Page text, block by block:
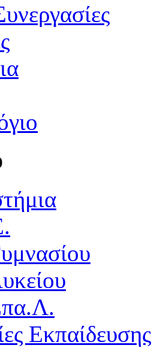
Εκπαίδευσης